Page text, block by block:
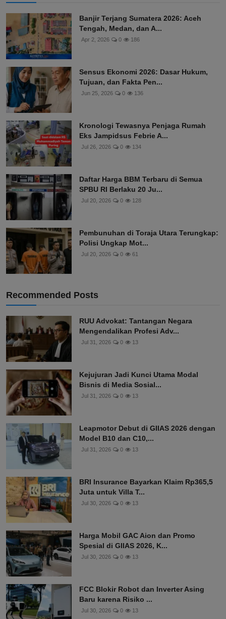
Banjir Terjang Sumatera 2026: Aceh
Tengah, Medan, dan A...
Apr 2, 2026 0 186
Sensus Ekonomi 2026: Dasar Hukum,
Tujuan, dan Fakta Pen...
Jun 25, 2026 0 136
Kronologi Tewasnya Penjaga Rumah
Eks Jampidsus Febrie A...
Jul 26, 2026 0 134
Daftar Harga BBM Terbaru di Semua
SPBU RI Berlaku 20 Ju...
Jul 20, 2026 0 128
Pembunuhan di Toraja Utara Terungkap:
Polisi Ungkap Mot...
Jul 20, 2026 0 61
Recommended Posts
RUU Advokat: Tantangan Negara
Mengendalikan Profesi Adv...
Jul 31, 2026 0 13
Kejujuran Jadi Kunci Utama Modal
Bisnis di Media Sosial...
Jul 31, 2026 0 13
Leapmotor Debut di GIIAS 2026 dengan
Model B10 dan C10,...
Jul 31, 2026 0 13
BRI Insurance Bayarkan Klaim Rp365,5
Juta untuk Villa T...
Jul 30, 2026 0 13
Harga Mobil GAC Aion dan Promo
Spesial di GIIAS 2026, K...
Jul 30, 2026 0 13
FCC Blokir Robot dan Inverter Asing
Baru karena Risiko ...
Jul 30, 2026 0 13